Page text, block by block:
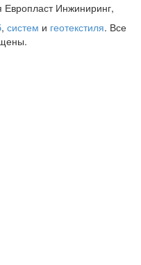
Европласт Инжиниринг,
, систем и геотекстиля. Все